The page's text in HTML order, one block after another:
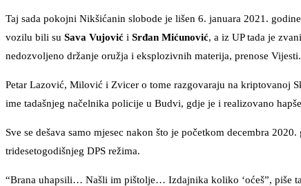
Taj sada pokojni Nikšićanin slobode je lišen 6. januara 2021.
vozilu bili su Sava Vujović i Srđan Mićunović, a iz UP tada je
nedozvoljeno držanje oružja i eksplozivnih materija, prenose Vijesti.
Petar Lazović, Milović i Zvicer o tome razgovaraju na kriptovanoj
ime tadašnjeg načelnika policije u Budvi, gdje je i realizovano
Sve se dešava samo mjesec nakon što je početkom decembra
tridesetogodišnjeg DPS režima.
“Brana uhapsili… Našli im pištolje… Izdajnika koliko ‘oćeš”, piše